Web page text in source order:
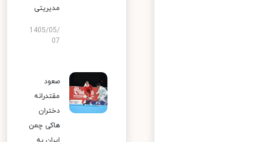
مدیریتی
1405/05/
07
صعود
مقتدرانه
دختران
هاکی چمن